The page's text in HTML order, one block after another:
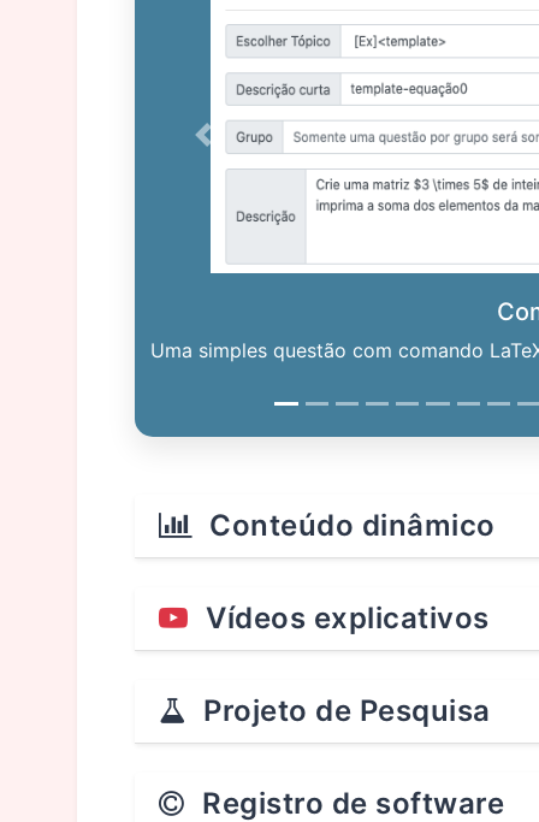
Uma simples questão com comando
Previous
Conteúdo dinâmico
Vídeos explicativos
Projeto de Pesquisa
Registro de software